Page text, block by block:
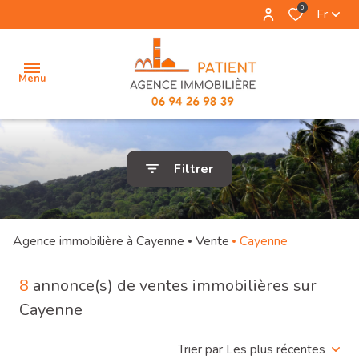
0 Fr
Menu
accueil
vente
location
location
saisonniere
Filtrer
Agence immobilière à Cayenne Vente Cayenne
8 annonce(s) de ventes immobilières sur
Cayenne
Trier par Les plus récentes